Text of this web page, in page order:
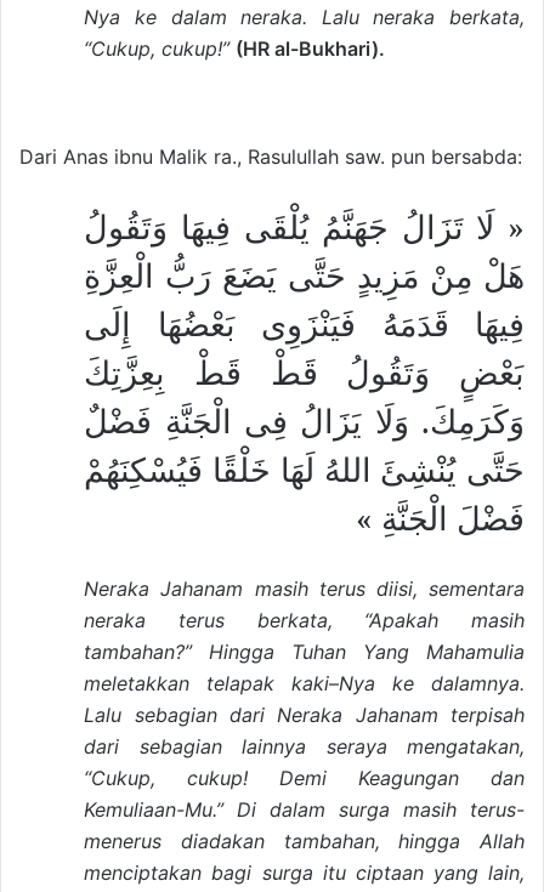
Nya
ke dalam neraka. Lalu neraka berkata,
“Cukup, cukup!” (HR al-Bukhari).
Dari Anas ibnu Malik ra., Rasulullah saw. pun bersabda:
« لَا تَزَالُ جَهَنَّمُ يُلْقَى فِيهَا وَتَقُولُ
هَلْ مِنْ مَزِيدٍ حَتَّى يَضَعَ رَبُّ الْعِزَّةِ
فِيهَا قَدَمَهُ فَيَنْزَوِى بَعْضُهَا إِلَى
بَعْضٍ وَتَقُولُ قَطْ قَطْ بِعِزَّتِكَ
وَكَرَمِكَ. وَلَا يَزَالُ فِى الْجَنَّةِ فَضْلٌ
حَتَّى يُنْشِئَ اللهُ لَهَا خَلْقًا فَيُسْكِنَهُمْ
فَضْلَ الْجَنَّةِ »
Neraka Jahanam masih terus diisi, sementara
neraka terus berkata, “Apakah masih
tambahan?” Hingga Tuhan Yang Mahamulia
meletakkan telapak kaki–Nya
ke dalamnya.
Lalu sebagian dari Neraka Jahanam terpisah
dari sebagian lainnya seraya mengatakan,
“Cukup, cukup! Demi Keagungan dan
Kemuliaan-Mu.” Di dalam surga masih terus-
menerus diadakan tambahan, hingga Allah
menciptakan bagi surga itu ciptaan yang lain,